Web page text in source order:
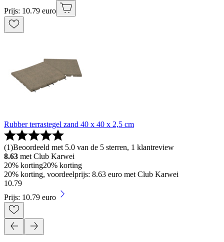
Prijs: 10.79 euro
Rubber terrastegel zand 40 x 40 x 2,5 cm
(1)Beoordeeld met 5.0 van de 5 sterren, 1 klantreview
8.63 met Club Karwei
20% korting20% korting
20% korting, voordeelprijs: 8.63 euro met Club Karwei
10.79
Prijs: 10.79 euro